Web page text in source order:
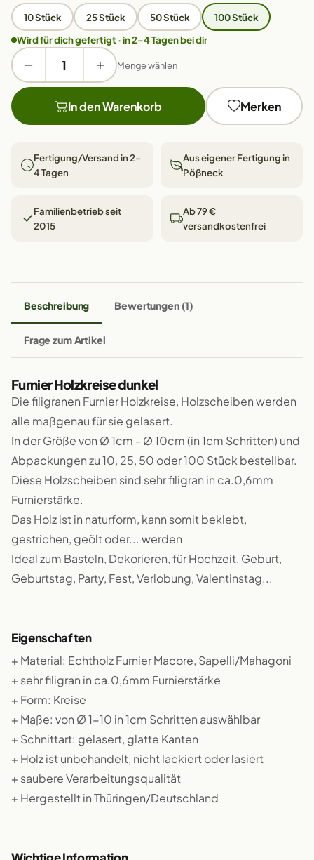
10 Stück 25 Stück 50 Stück
100 Stück
Wird für dich gefertigt · in 2–4 Tagen bei dir
Menge wählen
In den Warenkorb Merken
Fertigung/Versand in 2–
4 Tagen
Aus eigener Fertigung in
Pößneck
Familienbetrieb seit
2015
Ab 79 €
versandkostenfrei
Beschreibung Bewertungen (1)
Frage zum Artikel
Furnier Holzkreise dunkel
Die filigranen Furnier Holzkreise, Holzscheiben werden
alle maßgenau für sie gelasert.
In der Größe von Ø 1cm - Ø 10cm (in 1cm Schritten) und
Abpackungen zu 10, 25, 50 oder 100 Stück bestellbar.
Diese Holzscheiben sind sehr filigran in ca.0,6mm
Furnierstärke.
Das Holz ist in naturform, kann somit beklebt,
gestrichen, geölt oder... werden
Ideal zum Basteln, Dekorieren, für Hochzeit, Geburt,
Geburtstag, Party, Fest, Verlobung, Valentinstag...
Eigenschaften
+ Material: Echtholz Furnier Macore, Sapelli/Mahagoni
+ sehr filigran in ca.0,6mm Furnierstärke
+ Form: Kreise
+ Maße: von Ø 1-10 in 1cm Schritten auswählbar
+ Schnittart: gelasert, glatte Kanten
+ Holz ist unbehandelt, nicht lackiert oder lasiert
+ saubere Verarbeitungsqualität
+ Hergestellt in Thüringen/Deutschland